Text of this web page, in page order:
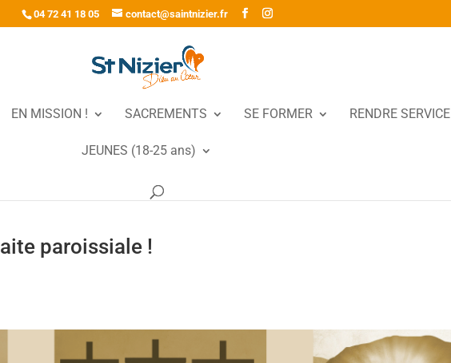
04 72 41 18 05 contact@saintnizier.fr
EN MISSION ! SACREMENTS SE FORMER RENDRE SERVICE
JEUNES (18-25 ans)
paroissiale !